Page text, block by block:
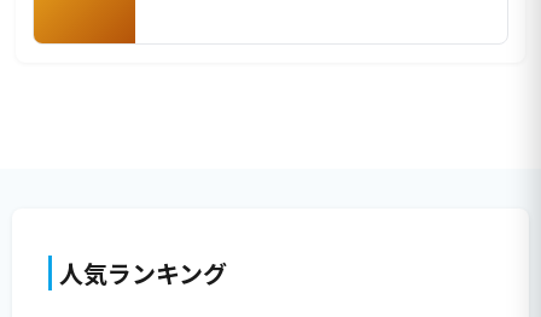
人気ランキング